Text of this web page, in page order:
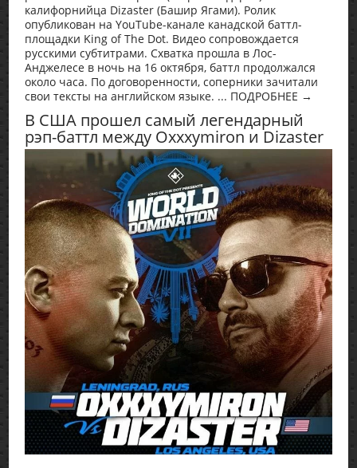
калифорнийца Dizaster (Башир Ягами). Ролик
опубликован на YouTube-канале канадской баттл-
площадки King of The Dot. Видео сопровождается
русскими субтитрами. Схватка прошла в Лос-
Анджелесе в ночь на 16 октября, баттл продолжался
около часа. По договоренности, соперники зачитали
свои тексты на английском языке. ... ПОДРОБНЕЕ →
В США прошел самый легендарный
рэп-баттл между Oxxxymiron и Dizaster